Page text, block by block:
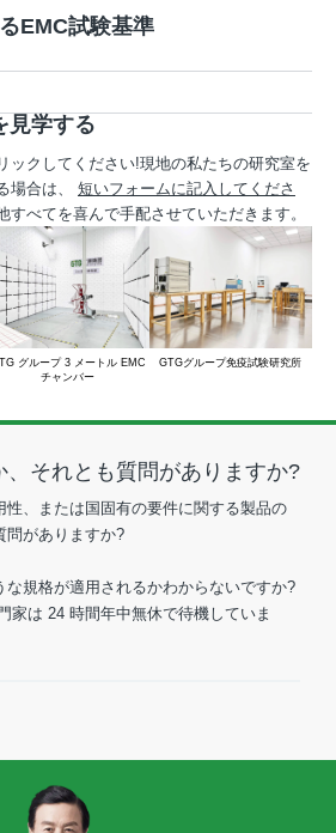
EMC試験基準
見学する
ックしてください!現地の私たちの研究室を
場合は、 短いフォームに記入してくださ
すべてを喜んで手配させていただきます。
グループ 3 メートル EMC
チャンバー
GTGグループ免疫試験研究所
、それとも質問がありますか?
性、または国固有の要件に関する製品の
問がありますか?
な規格が適用されるかわからないですか?
家は 24 時間年中無休で待機していま